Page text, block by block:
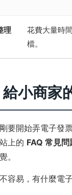
理
花費大量時
檔。
小商家
要開始弄電子發
上的 FAQ 常見問
。
容易，有什麼電